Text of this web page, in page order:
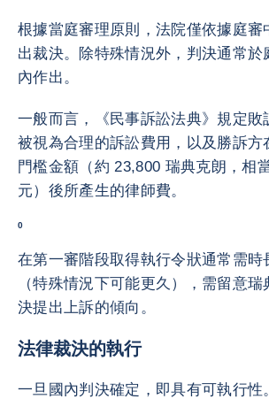
根據當庭審理原則，法院僅依據庭審
出裁決。除特殊情況外，判決通常於
內作出。
一般而言，《民事訴訟法典》規定敗
被視為合理的訴訟費用，以及勝訴方
門檻金額（約 23,800 瑞典克朗，相
元）後所產生的律師費。
0
在第一審階段取得執行令狀通常需時
（特殊情況下可能更久），需留意瑞
決提出上訴的傾向。
法律裁決的執行
一旦國內判決確定，即具有可執行性